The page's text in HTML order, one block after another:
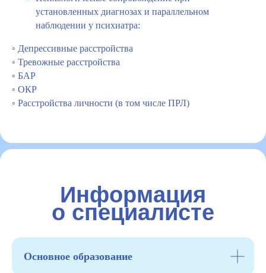
установленных диагнозах и параллельном
наблюдении у психиатра:
◦ Депрессивные расстройства
◦ Тревожные расстройства
◦ БАР
◦ ОКР
◦ Расстройства личности (в том числе ПРЛ)
Информация
Основное образование